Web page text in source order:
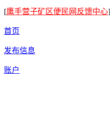
[鹰手营子矿区便民网反馈中心]
首页
发布信息
账户